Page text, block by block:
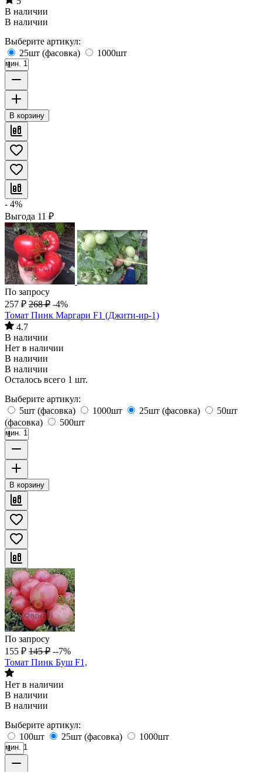
В наличии
В наличии
Выберите артикул:
25шт (фасовка)
1000шт
мин. 1
В корзину
- 4%
Выгода 11 ₽
По запросу
257 ₽ 268 ₽ -4%
Томат Пинк Маргари F1 (Джити-ир-1)
4.7
В наличии
Нет в наличии
В наличии
В наличии
Осталось всего 1 шт.
Выберите артикул:
5шт (фасовка)
1000шт 25шт (фасовка)
50шт
(фасовка)
500шт
мин. 1
В корзину
По запросу
155 ₽ 145 ₽ --7%
Томат Пинк Буш F1,
Нет в наличии
В наличии
В наличии
Выберите артикул:
100шт
25шт (фасовка) 1000шт
мин. 1